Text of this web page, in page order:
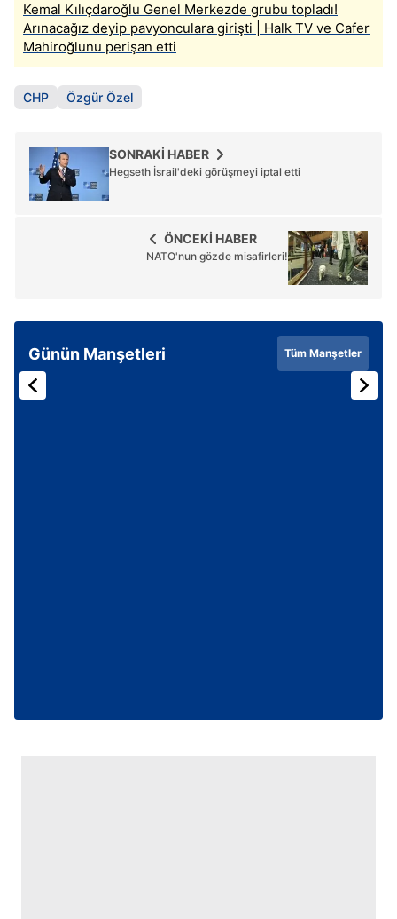
Kemal Kılıçdaroğlu Genel Merkezde grubu topladı!
Arınacağız deyip pavyonculara girişti | Halk TV ve Cafer
Mahiroğlunu perişan etti
CHP Özgür Özel
SONRAKİ HABER
Hegseth İsrail'deki görüşmeyi iptal etti
ÖNCEKİ HABER
NATO'nun gözde misafirleri!
Günün Manşetleri Tüm Manşetler